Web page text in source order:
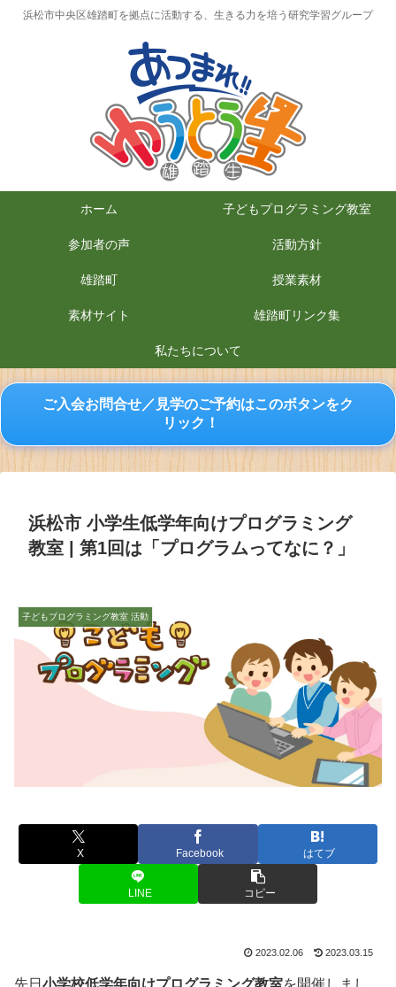
浜松市中央区雄踏町を拠点に活動する、生きる力を培う研究学習グループ
ホーム 子どもプログラミング教室
参加者の声 活動方針
雄踏町 授業素材
素材サイト 雄踏町リンク集
私たちについて
ご入会お問合せ／見学のご予約はこのボタンをク
リック！
浜松市 小学生低学年向けプログラミング
教室 | 第1回は「プログラムってなに？」
子どもプログラミング教室 活動
X Facebook はてブ
LINE コピー
2023.02.06 2023.03.15
先日 小学校低学年向けプログラミング教室を開催しまし